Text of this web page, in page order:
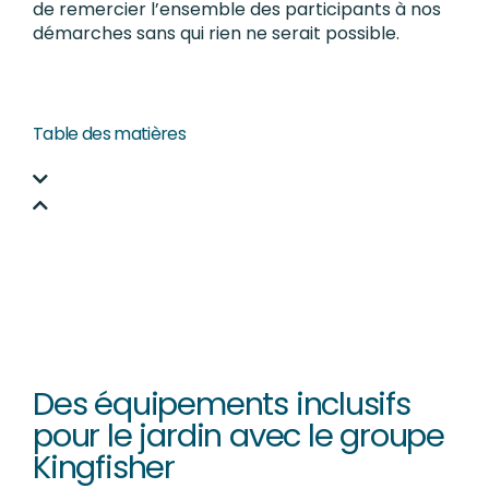
de remercier l’ensemble des participants à nos
démarches sans qui rien ne serait possible.
Table des matières
Des équipements inclusifs
pour le jardin avec le groupe
Kingfisher